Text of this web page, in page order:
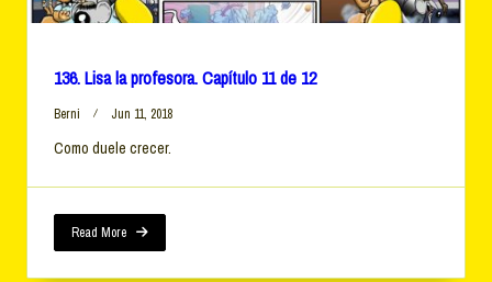
136. Lisa la profesora. Capítulo 11 de 12
Berni Jun 11, 2018
Como duele crecer.
Read More